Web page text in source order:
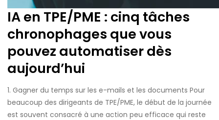
IA en TPE/PME : cinq tâches
chronophages que vous
pouvez automatiser dès
aujourd’hui
1. Gagner du temps sur les e-mails et les documents Pour
beaucoup des dirigeants de TPE/PME, le début de la journée
est souvent consacré à une action peu efficace qui reste